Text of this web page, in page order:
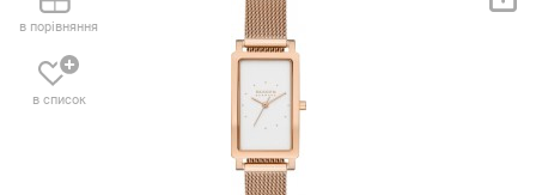
в порівняння
в список